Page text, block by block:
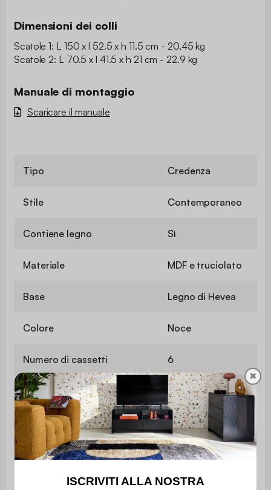
Dimensioni dei colli
Scatole 1: L 150 x l 52.5 x h 11.5 cm - 20.45 kg
Scatole 2: L 70.5 x l 41.5 x h 21 cm - 22.9 kg
Manuale di montaggio
Scaricare il manuale
Tipo Credenza
Stile Contemporaneo
Contiene legno Sì
Materiale MDF e truciolato
Base Legno di Hevea
Colore Noce
Numero di cassetti 6
Peso massimo supportato 68 kg
Peso 40,9 kg
✖